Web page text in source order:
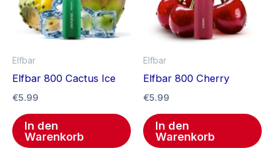
Elfbar
Elfbar 800 Cactus Ice
€5.99
In den
Warenkorb
Elfbar
Elfbar 800 Cherry
€5.99
In den
Warenkorb